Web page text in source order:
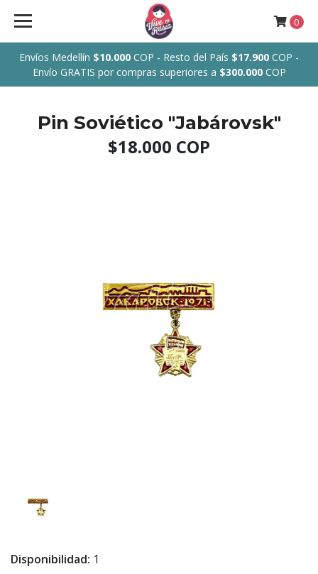
Envíos Medellín $10.000 COP - Resto del País $17.900 COP -
Envío GRATIS por compras superiores a $300.000COP
0
Pin Soviético "Jabárovsk"
$18.000 COP
Disponibilidad: 1